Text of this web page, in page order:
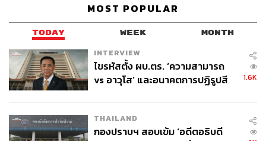
MOST POPULAR
TODAY WEEK MONTH
INTERVIEW
ไขรหัสตั้ง ผบ.ตร. ‘ความสามารถ
vs อาวุโส’ และอนาคตการปฏิรูปสี
1.6K
THAILAND
กองปราบฯ สอบเข้ม ‘อดีตอธิบดี